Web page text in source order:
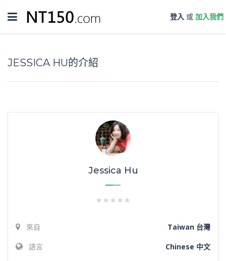
Toggle
navigation
登入 或 加入我們
JESSICA HU的介紹
Jessica Hu
來自 Taiwan 台灣
語言 Chinese 中文